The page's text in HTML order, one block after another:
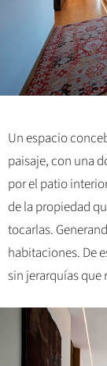
Un espacio
paisaje, con una
por el patio
de la propiedad
tocarlas.
habitaciones. De
sin jerarquías que